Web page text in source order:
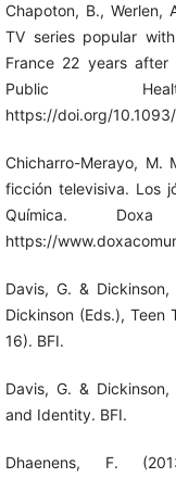
Chapoton, B., Werlen,
TV series popular
France 22 years
Public
https://doi.org/
Chicharro-Merayo, M.
ficción televisiva. Los
Química.
https://
Davis, G. &
Dickinson (Eds.),
16). BFI.
Davis, G. &
and Identity. BFI.
Dhaenens, F.